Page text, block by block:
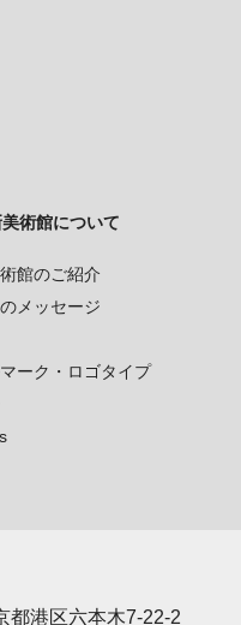
術館について
館のご紹介
メッセージ
ーク・ロゴタイプ
都港区六本木7-22-2